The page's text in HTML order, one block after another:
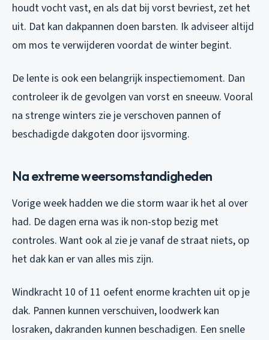
houdt vocht vast, en als dat bij vorst bevriest, zet het
uit. Dat kan dakpannen doen barsten. Ik adviseer altijd
om mos te verwijderen voordat de winter begint.
De lente is ook een belangrijk inspectiemoment. Dan
controleer ik de gevolgen van vorst en sneeuw. Vooral
na strenge winters zie je verschoven pannen of
beschadigde dakgoten door ijsvorming.
Na extreme weersomstandigheden
Vorige week hadden we die storm waar ik het al over
had. De dagen erna was ik non-stop bezig met
controles. Want ook al zie je vanaf de straat niets, op
het dak kan er van alles mis zijn.
Windkracht 10 of 11 oefent enorme krachten uit op je
dak. Pannen kunnen verschuiven, loodwerk kan
losraken, dakranden kunnen beschadigen. Een snelle